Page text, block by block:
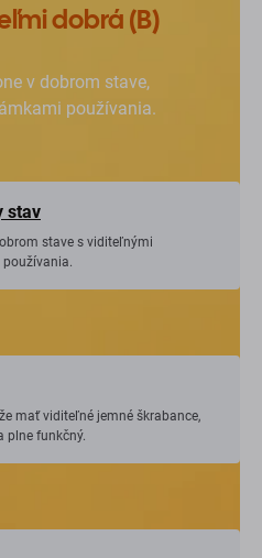
dobrá (B)
v dobrom stave,
používania.
stav
stave s viditeľnými
mať viditeľné jemné škrabance,
plne funkčný.